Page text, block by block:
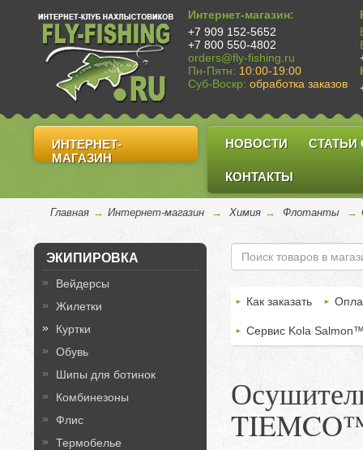
Интернет-магазин:
+7 909 152-5652
+7 800 550-4802
orders@fly-fishing.ru
Пн-Пятн: 10:00-19:00
Суб-Воскр: обработка заказов
ИНТЕРНЕТ-
МАГАЗИН
НОВОСТИ СТАТЬИ
КОНТАКТЫ
Главная → Интернет-магазин → Химия → Флотанты →
ЭКИПИРОВКА
Вейдерсы
Жилетки
Куртки
Обувь
Шипы для ботинок
Комбинезоны
Флис
Термобелье
Как заказать
Сервис Kola